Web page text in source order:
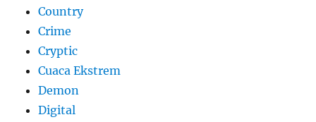
Country
Crime
Cryptic
Cuaca Ekstrem
Demon
Digital